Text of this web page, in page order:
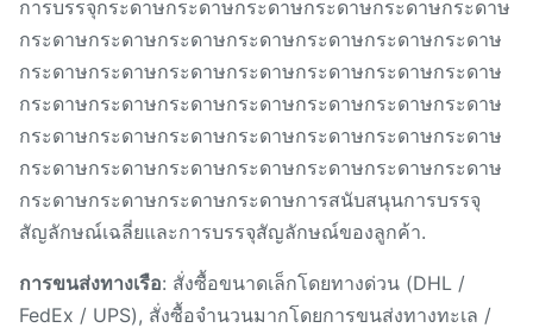
การบรรจุกระดาษกระดาษกระดาษกระดาษกระดาษกระดาษ
กระดาษกระดาษกระดาษกระดาษกระดาษกระดาษกระดาษ
กระดาษกระดาษกระดาษกระดาษกระดาษกระดาษกระดาษ
กระดาษกระดาษกระดาษกระดาษกระดาษกระดาษกระดาษ
กระดาษกระดาษกระดาษกระดาษกระดาษกระดาษกระดาษ
กระดาษกระดาษกระดาษกระดาษกระดาษกระดาษกระดาษ
กระดาษกระดาษกระดาษกระดาษการสนับสนุนการบรรจุ
สัญลักษณ์เฉลี่ยและการบรรจุสัญลักษณ์ของลูกค้า.
การขนส่งทางเรือ: สั่งซื้อขนาดเล็กโดยทางด่วน (DHL /
FedEx / UPS), สั่งซื้อจํานวนมากโดยการขนส่งทางทะเล /